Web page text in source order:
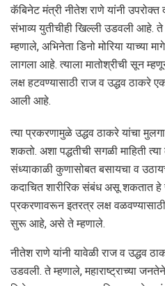
कॅबिनेट मंत्री नीतेश राणे यांनी
संभाव्य युतीचीही खिल्ली उडवली आहे. ते
म्हणाले, अभिनेता डिनो मोरिया याच्या
लागला आहे. त्याला मातोश्रीची सून
लक्ष हटवण्यासाठी राज व उद्धव ठाकरे
आली आहे.
त्या प्रकरणामुळे उद्धव ठाकरे यांचा
शकतो. अशा पद्धतीची सगळी माहिती
संध्याकाळी कुणासोबत बसायचा व
कदाचित शारीरिक संबंध असू शकतात हे
प्रकरणावरून इतरत्र लक्ष वळवण्यासाठी
सुरू आहे, असे ते म्हणाले.
नीतेश राणे यांनी यावेळी राज व उद्धव
उडवली. ते म्हणाले, महाराष्ट्राच्या